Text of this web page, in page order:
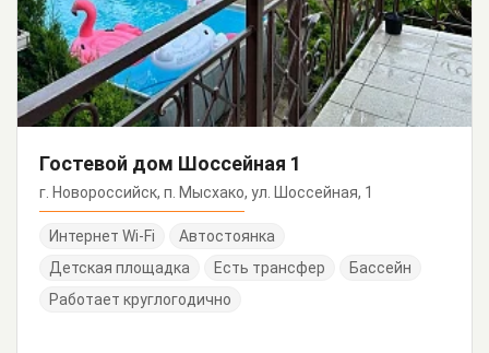
Гостевой дом Шоссейная 1
г. Новороссийск, п. Мысхако, ул. Шоссейная, 1
Интернет Wi-Fi
Автостоянка
Детская площадка
Есть трансфер
Бассейн
Работает круглогодично